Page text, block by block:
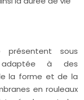
présentent sous
adaptée à des
la forme et de la
en rouleaux